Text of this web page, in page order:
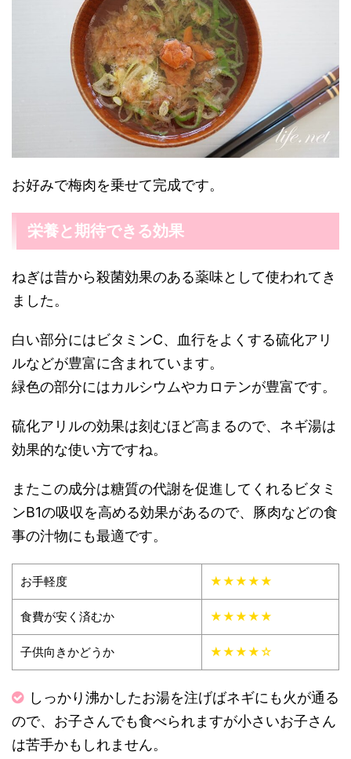
お好みで梅肉を乗せて完成です。
栄養と期待できる効果
ねぎは昔から殺菌効果のある薬味として使われてき
ました。
白い部分にはビタミンC、血行をよくする硫化アリ
ルなどが豊富に含まれています。
緑色の部分にはカルシウムやカロテンが豊富です。
硫化アリルの効果は刻むほど高まるので、ネギ湯は
効果的な使い方ですね。
またこの成分は糖質の代謝を促進してくれるビタミ
ンB1の吸収を高める効果があるので、豚肉などの食
事の汁物にも最適です。
お手軽度 ★★★★★
食費が安く済むか ★★★★★
子供向きかどうか ★★★★☆
しっかり沸かしたお湯を注げばネギにも火が通る
ので、お子さんでも食べられますが小さいお子さん
は苦手かもしれません。